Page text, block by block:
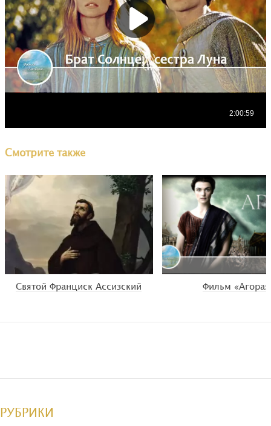
Смотрите также
Святой Франциск Ассизский Фильм «Агора»
РУБРИКИ